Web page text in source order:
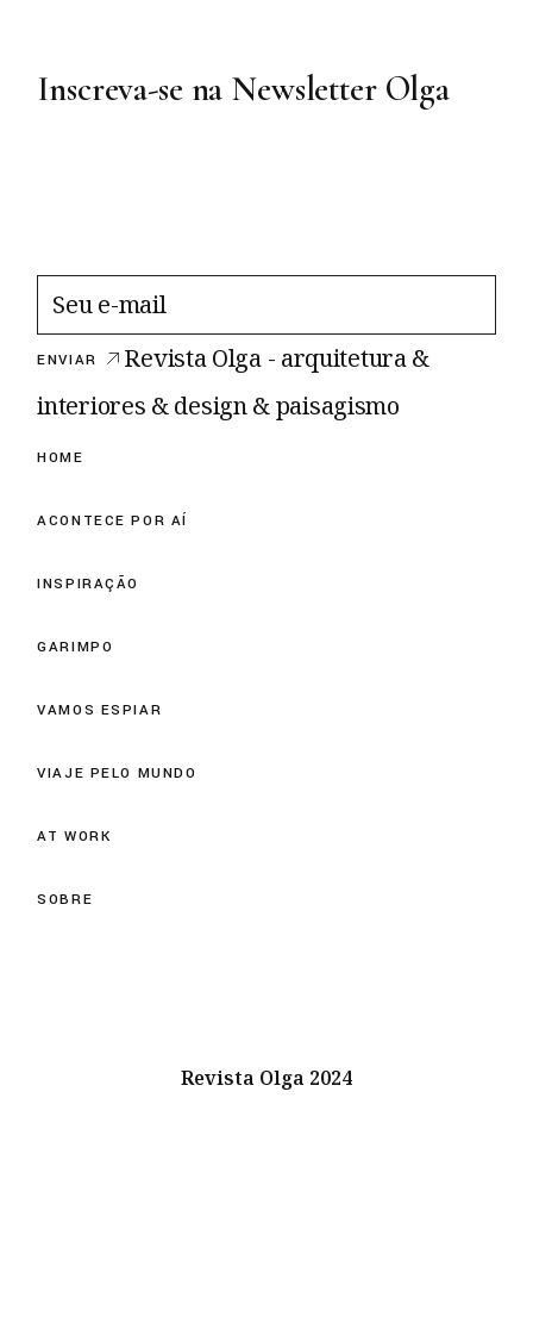
Inscreva-se na Newsletter Olga
ENVIAR
Revista Olga - arquitetura &
interiores & design & paisagismo
HOME
ACONTECE POR AÍ
INSPIRAÇÃO
GARIMPO
VAMOS ESPIAR
VIAJE PELO MUNDO
AT WORK
SOBRE
Revista Olga 2024